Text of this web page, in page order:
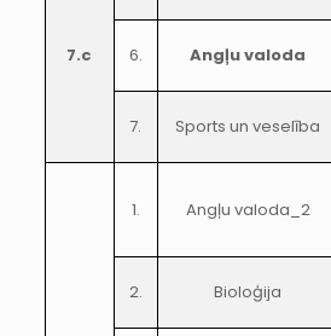
7.c 6. Angļu valoda
7. Sports un veselība
1. Angļu valoda_2
2. Bioloģija